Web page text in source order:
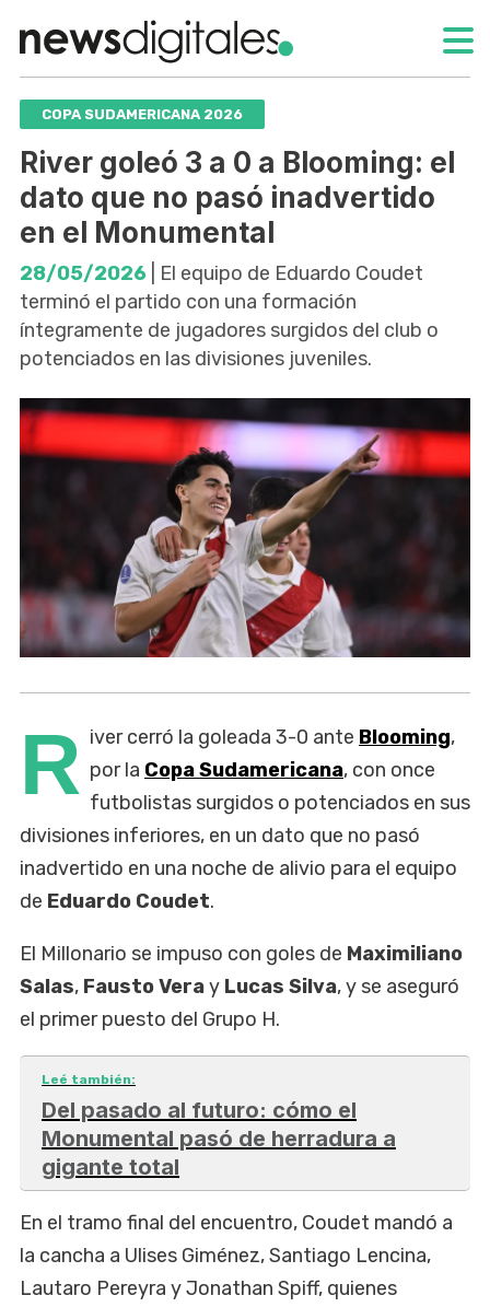
COPA SUDAMERICANA 2026
River goleó 3 a 0 a Blooming: el
dato que no pasó inadvertido
en el Monumental
28/05/2026 | El equipo de Eduardo Coudet
terminó el partido con una formación
íntegramente de jugadores surgidos del club o
potenciados en las divisiones juveniles.
R iver cerró la goleada 3-0 ante Blooming,
por la Copa Sudamericana, con once
futbolistas surgidos o potenciados en sus
divisiones inferiores, en un dato que no pasó
inadvertido en una noche de alivio para el equipo
de Eduardo Coudet.
El Millonario se impuso con goles de Maximiliano
Salas, Fausto Veray Lucas Silva, y se aseguró
el primer puesto del Grupo H.
Leé también:
Del pasado al futuro: cómo el
Monumental pasó de herradura a
gigante total
En el tramo final del encuentro, Coudet mandó a
la cancha a Ulises Giménez, Santiago Lencina,
Lautaro Pereyra y Jonathan Spiff, quienes